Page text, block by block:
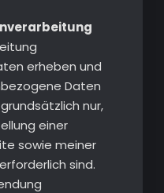
erheben und
Daten
nur,
einer
sowie meiner
sind.